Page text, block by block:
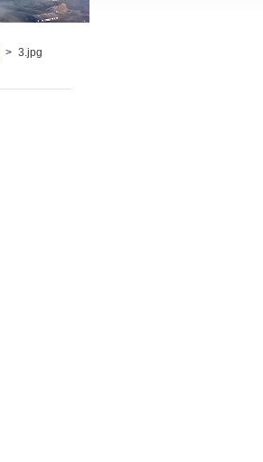
> 3.jpg